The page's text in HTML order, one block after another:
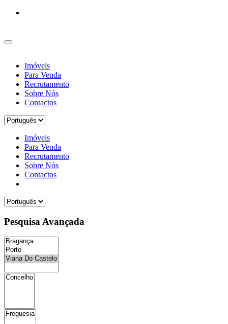
Imóveis
Para Venda
Recrutamento
Sobre Nós
Contactos
Imóveis
Para Venda
Recrutamento
Sobre Nós
Contactos
Pesquisa Avançada